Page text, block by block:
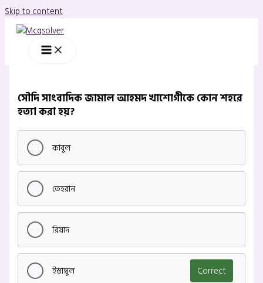
Skip to content
সৌদি সাংবাদিক জামাল আহমদ খাশোগীকে কোন শহরে
হত্যা করা হয়?
কাবুল
তেহরান
রিয়াদ
ইস্তাম্বুল Correct